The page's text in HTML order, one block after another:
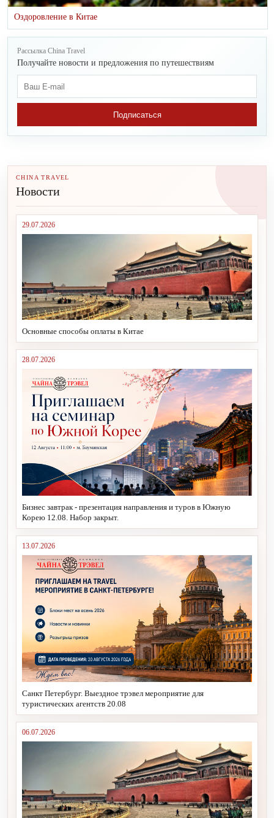
Оздоровление в Китае
Рассылка China Travel
Получайте новости и предложения по путешествиям
Подписаться
CHINA TRAVEL
Новости
29.07.2026
Основные способы оплаты в Китае
28.07.2026
Бизнес завтрак - презентация направления и туров в Южную
Корею 12.08. Набор закрыт.
13.07.2026
Санкт Петербург. Выездное трэвел мероприятие для
туристических агентств 20.08
06.07.2026